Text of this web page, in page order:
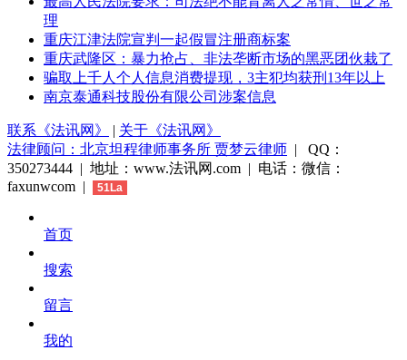
理
重庆江津法院宣判一起假冒注册商标案
重庆武隆区：暴力抢占、非法垄断市场的黑恶团伙栽了
骗取上千人个人信息消费提现，3主犯均获刑13年以上
南京泰通科技股份有限公司涉案信息
联系《法讯网》 | 关于《法讯网》
法律顾问：北京坦程律师事务所 贾梦云律师 | QQ：
350273444 | 地址：www.法讯网.com | 电话：微信：
faxunwcom |
51La
首页
搜索
留言
我的